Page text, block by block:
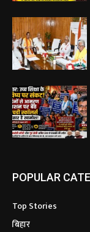
POPULAR
Top Stories
बिहार